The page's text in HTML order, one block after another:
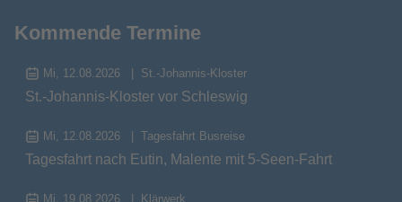
Kommende Termine
Mi, 12.08.2026 St.-Johannis-Kloster
St.-Johannis-Kloster vor Schleswig
Mi, 12.08.2026 Tagesfahrt Busreise
Tagesfahrt nach Eutin, Malente mit 5-Seen-Fahrt
Mi, 19.08.2026 Klärwerk